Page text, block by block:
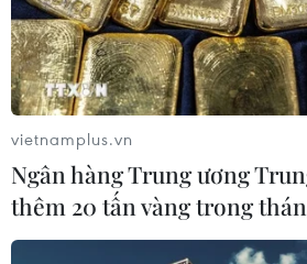
tăng lên hơn 1.000 người
22/07/2026 22:56
Tỷ phú Bill Gates nhấn mạnh tầm
quan trọng của đầu tư vào con
và công nghệ
vietnamplus.vn
Ngân hàng Trung ương
thêm 20 tấn vàng trong